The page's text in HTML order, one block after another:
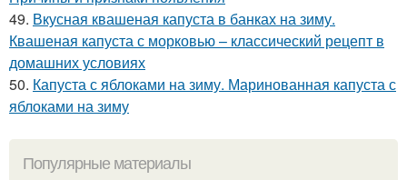
49. Вкусная квашеная капуста в банках на зиму.
Квашеная капуста с морковью – классический рецепт в
домашних условиях
50. Капуста с яблоками на зиму. Маринованная капуста с
яблоками на зиму
Популярные материалы